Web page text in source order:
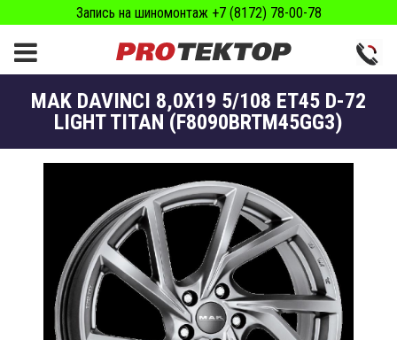
Запись на шиномонтаж +7 (8172) 78-00-78
MAK DAVINCI 8,0X19 5/108 ET45 D-72
LIGHT TITAN (F8090BRTM45GG3)